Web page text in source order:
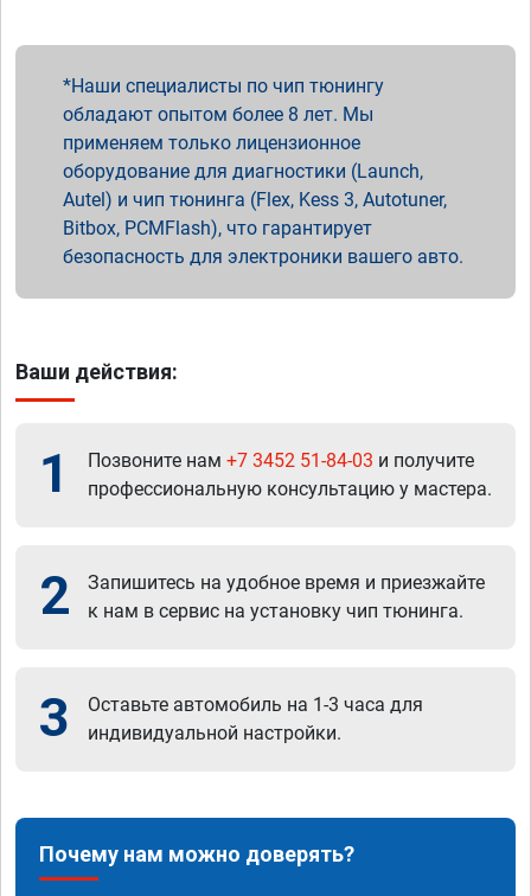
Наши специалисты по чип тюнингу
обладают опытом более 8 лет. Мы
применяем только лицензионное
оборудование для диагностики (Launch,
Autel) и чип тюнинга (Flex, Kess 3, Autotuner,
Bitbox, PCMFlash), что гарантирует
безопасность для электроники вашего авто.
Ваши действия:
1 Позвоните нам +7 3452 51-84-03 и получите
профессиональную консультацию у мастера.
2
Запишитесь на удобное время и приезжайте
к нам в сервис на установку чип тюнинга.
3
Оставьте автомобиль на 1-3 часа для
индивидуальной настройки.
Почему нам можно доверять?